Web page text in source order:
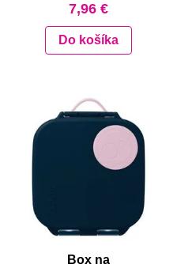
7,96 €
Do košíka
Box na